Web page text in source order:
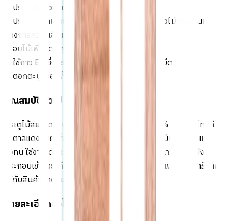
1. ประตูเน้นความเรียบง่าย
2. ประกอบเข้าเดือยด้วยระบบเดือยเต็มซึ่งเป็นวิธีต่อไม้เพื่องานที่
ต้องการความเข็งแรง และได้มาตรฐานมากที่สุด
3. อบไม้เพื่อลดปัญหาไม้หด บวม หรือ โก่งงอ
4. ใช้กาว E0 ซึ่งปราศจากสารก่อมะเร็งในการช่วยยึดติด
5. ตอกตะปูเพื่อเพิ่มความแข็งแรง
คุณสมบัติทั่วไป
ประตูไม้สยาแดงอบแห้งในความชื้นสัมผัส 12-15% มีเนื้อไม้โทนสี
น้ำตาลแดง ลายเสี้ยนที่หยาบและเงาเป็นธรรมชาติ มีความแข็งแรง
คงทน ใช้งานได้ทั้งภายในและภายนอกได้ระยะยาวนาน อีกทั้งยัง
ประกอบเข้าด้วยเดือยเต็ม และใส่กาวตอกตะปู เพื่อเพิ่มประสิทธิภาพ
ให้กับสินค้าอีกด้วย
รายละเอียดทั่วไป